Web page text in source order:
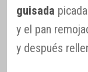
guisada
y el pan
y después